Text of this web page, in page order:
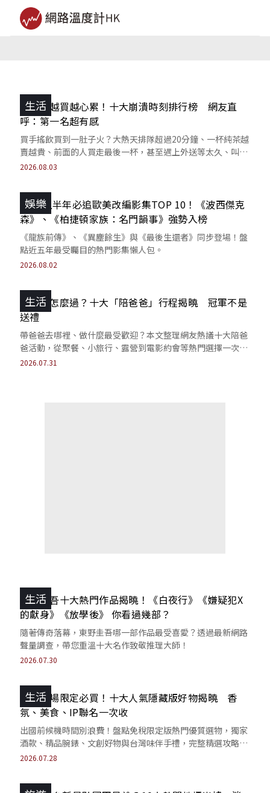
生活
手搖飲越買越心累！十大崩潰時刻排行榜 網友直
呼：第一名超有感
買手搖飲買到一肚子火？大熱天排隊超過20分鐘、一杯純茶越
賣越貴、前面的人買走最後一杯，甚至遇上外送等太久、叫不
到外送等情況，手搖控共同的痛還有哪些？
2026.08.03
娛樂
2026上半年必追歐美改編影集TOP 10！《波西傑克
森》、《柏捷頓家族：名門韻事》強勢入榜
《龍族前傳》、《異塵餘生》與《最後生還者》同步登場！盤
點近五年最受矚目的熱門影集懶人包。
2026.08.02
生活
父親節怎麼過？十大「陪爸爸」行程揭曉 冠軍不是
送禮
帶爸爸去哪裡、做什麼最受歡迎？本文整理網友熱議十大陪爸
爸活動，從聚餐、小旅行、露營到電影約會等熱門選擇一次
看。
2026.07.31
生活
東野圭吾十大熱門作品揭曉！《白夜行》《嫌疑犯X
的獻身》《放學後》 你看過幾部？
隨著傳奇落幕，東野圭吾哪一部作品最受喜愛？透過最新網路
聲量調查，帶您重溫十大名作致敬推理大師！
2026.07.30
生活
桃園機場限定必買！十大人氣隱藏版好物揭曉 香
氛、美食、IP聯名一次收
出國前候機時間別浪費！盤點免稅限定版熱門優質選物，獨家
酒款、精品腕錶、文創好物與台灣味伴手禮，完整精選攻略一
次看。
2026.07.28